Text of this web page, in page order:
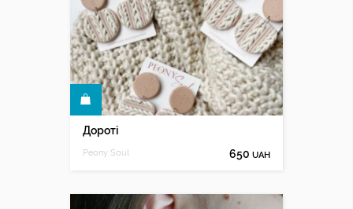
Дороті
Peony Soul 650 UAH